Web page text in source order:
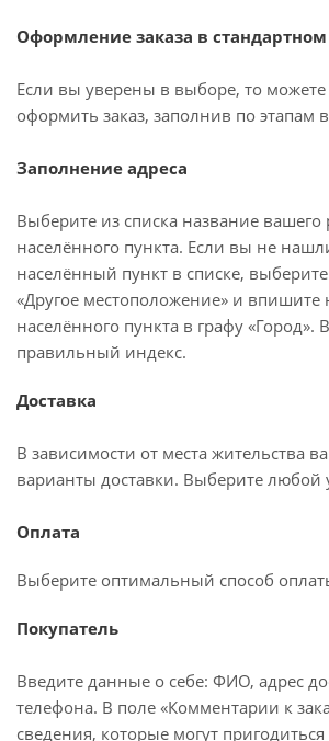
Оформление заказа в
Если вы уверены в выборе, то можете
оформить заказ, заполнив по этапам
Заполнение адреса
Выберите из списка название вашего
населённого пункта. Если вы не
населённый пункт в списке,
«Другое местоположение» и впишите
населённого пункта в графу «Город».
правильный индекс.
Доставка
В зависимости от места жительства
варианты доставки. Выберите любой
Оплата
Выберите оптимальный способ
Покупатель
Введите данные о себе: ФИО, адрес
телефона. В поле «Комментарии к
сведения, которые могут пригодиться